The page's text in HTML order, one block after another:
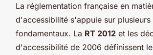
La réglementation française en
d'accessibilité s'appuie sur plusieurs
fondamentaux. La RT 2012 et les
d'accessibilité de 2006 définissent